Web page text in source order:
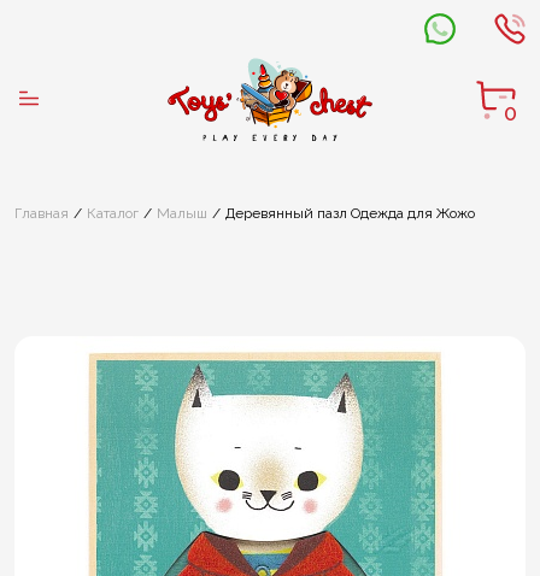
0
Главная Каталог Малыш Деревянный пазл Одежда для Жожо